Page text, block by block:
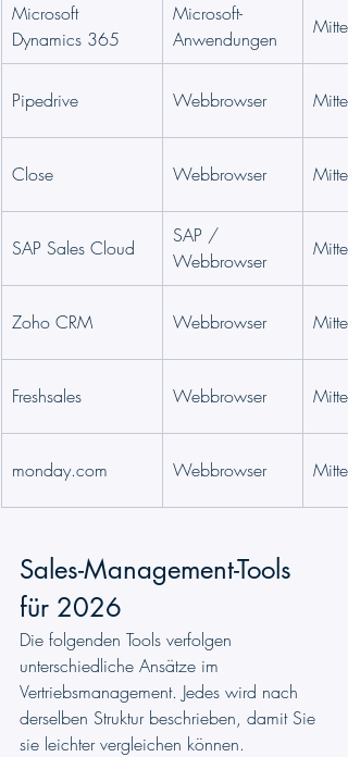
Microsoft
Dynamics 365
Microsoft-
Anwendungen
Mittel
Pipedrive Webbrowser Mittel
Close Webbrowser Mittel
SAP Sales Cloud
SAP /
Webbrowser
Mittel
Zoho CRM Webbrowser Mittel
Freshsales Webbrowser Mittel
monday.com Webbrowser Mittel
Sales-Management-Tools
für 2026
Die folgenden Tools verfolgen
unterschiedliche Ansätze im
Vertriebsmanagement. Jedes wird nach
derselben Struktur beschrieben, damit Sie
sie leichter vergleichen können.